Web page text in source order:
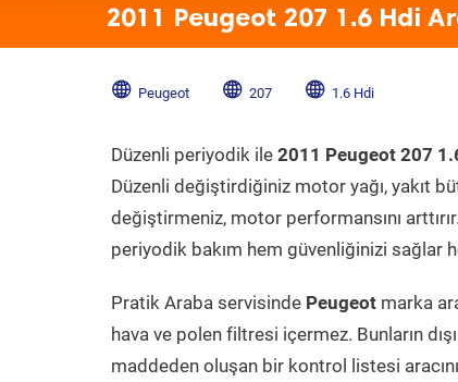
2011 Peugeot 207 1.6 Hdi
Peugeot 207 1.6 Hdi
Düzenli periyodik ile 2011 Peugeot 207
Düzenli değiştirdiğiniz motor yağı, yakıt
değiştirmeniz, motor performansını
periyodik bakım hem güvenliğinizi sağlar
Pratik Araba servisinde Peugeot marka
hava ve polen filtresi içermez. Bunların
maddeden oluşan bir kontrol listesi